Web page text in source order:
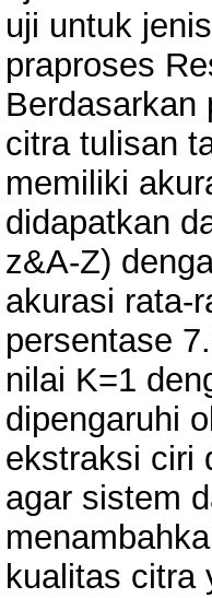
uji untuk
praproses
Berdasarkan
citra tulisan
memiliki
didapatkan
z&A-Z)
akurasi rata-
persentase
nilai K=1
dipengaruhi
ekstraksi ciri
agar sistem
kualitas citra